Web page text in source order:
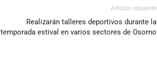
Artículo siguiente
Realizarán talleres deportivos durante la
temporada estival en varios sectores de Osorno